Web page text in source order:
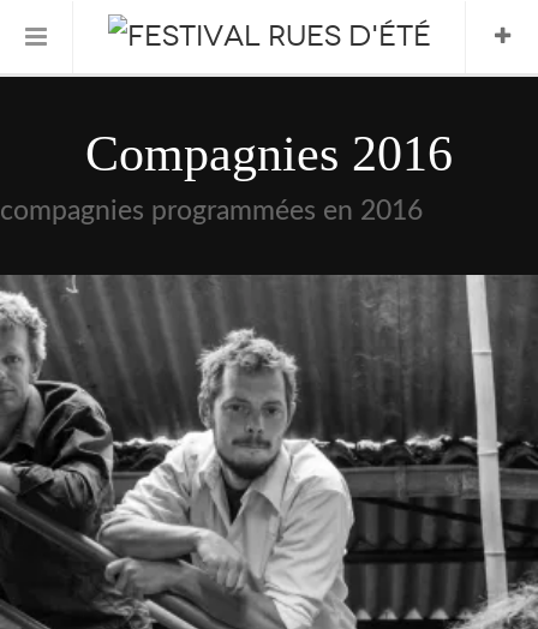
FESTIVAL 2026
Compagnies 2016
compagnies programmées en 2016